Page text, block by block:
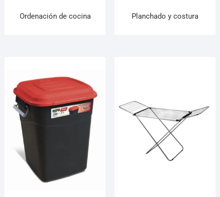
Ordenación de cocina Planchado y costura